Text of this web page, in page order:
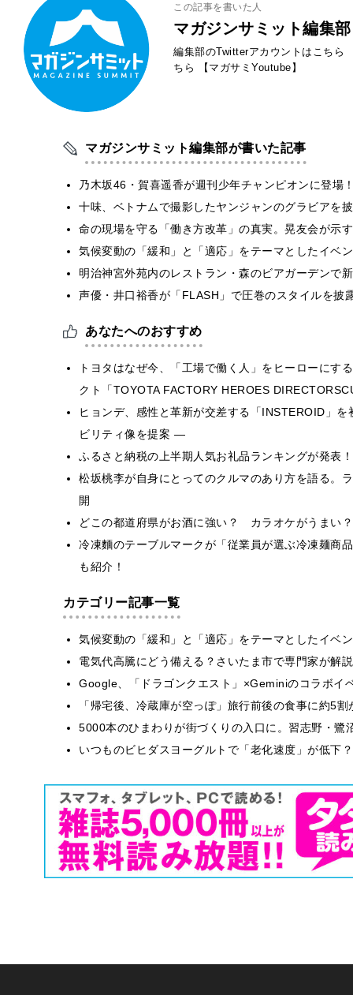
この記事を書いた人
マガジンサミット編集部
編集部のTwitterアカウントはこちら
ちら
【マガサミYoutube】
マガジンサミット編集部が書いた記事
乃木坂46・賀喜遥香が週刊少年チャンピオンに登
十味、ベトナムで撮影したヤンジャンのグラビアを
命の現場を守る「働き方改革」の真実。晃友会が示
気候変動の「緩和」と「適応」をテーマとしたイベ
明治神宮外苑内のレストラン・森のビアガーデンで
声優・井口裕香が「FLASH」で圧巻のスタイルを
あなたへのおすすめ
トヨタはなぜ今、「工場で働く人」をヒーローにす
クト「TOYOTA FACTORY HEROES
ヒョンデ、感性と革新が交差する「INSTEROID」
ビリティ像を提案 ―
ふるさと納税の上半期⼈気お礼品ランキングが発表
松坂桃李が自身にとってのクルマのあり方を語る。
開
どこの都道府県がお酒に強い？ カラオケがうまい
冷凍麵のテーブルマークが「従業員が選ぶ冷凍麺商
も紹介！
カテゴリー記事一覧
気候変動の「緩和」と「適応」をテーマとしたイベ
電気代高騰にどう備える？さいたま市で専門家が解
Google、「ドラゴンクエスト」×Geminiのコラボイ
「帰宅後、冷蔵庫が空っぽ」旅行前後の食事に約5
5000本のひまわりが街づくりの入口に。習志野・
いつものビヒダスヨーグルトで「老化速度」が低